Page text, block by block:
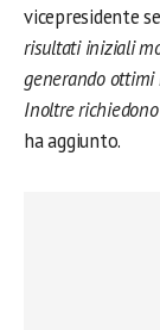
vicepresidente
risultati iniziali
generando
Inoltre
ha aggiunto.